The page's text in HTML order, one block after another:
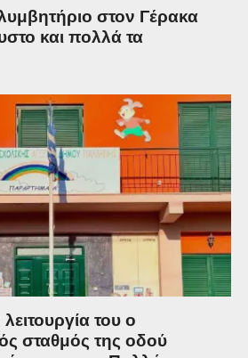
στον Γέρακα
και πολλά τα
του ο
σταθμός της οδού